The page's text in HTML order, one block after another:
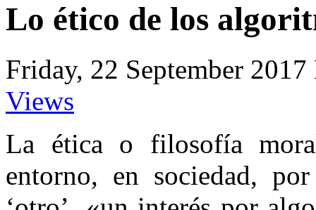
Lo ético de los
Friday, 22 September
Views
La ética o filosofía
entorno, en sociedad,